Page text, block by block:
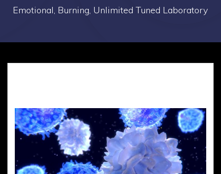
Emotional, Burning, Unlimited Tuned Laboratory